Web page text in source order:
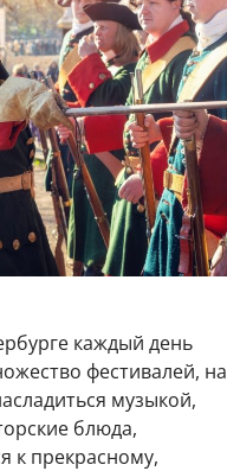
каждый день
фестивалей, на
музыкой,
блюда,
к прекрасному,